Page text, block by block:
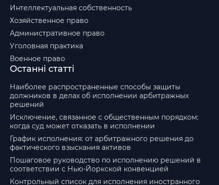
Интеллектуальная собственность
Хозяйственное право
Административное право
Уголовная практика
Военное право
Останні статті
Наиболее распространенные способы защиты
должников в делах об исполнении арбитражных
решений
Исключение, связанное с общественным порядком:
когда суд может отказать в исполнении
График исполнения: от арбитражного решения до
фактического взыскания активов
Пошаговое руководство по исполнению решений в
соответствии с Нью-Йоркской конвенцией
Контрольный список для исполнения иностранного